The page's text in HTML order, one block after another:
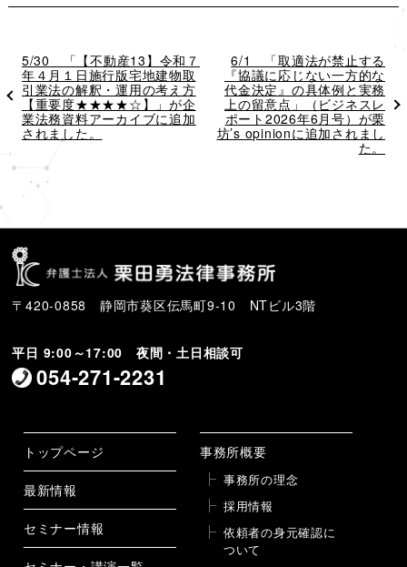
過
去
の
投
稿
5/30 「【不動産13】令和７
年４月１日施行版宅地建物取
引業法の解釈・運用の考え方
【重要度★★★★☆】」が企
業法務資料アーカイブに追加
されました。
次
の
投
稿
6/1 「取適法が禁止する
『協議に応じない一方的な
代金決定』の具体例と実務
上の留意点」（ビジネスレ
ポート2026年6月号）が栗
坊’s opinionに追加されまし
た。
〒420-0858 静岡市葵区伝馬町9-10 NTビル3階
平日 9:00～17:00 夜間・土日相談可
054-271-2231
トップページ
最新情報
セミナー情報
事務所概要
事務所の理念
採用情報
依頼者の身元確認に
ついて